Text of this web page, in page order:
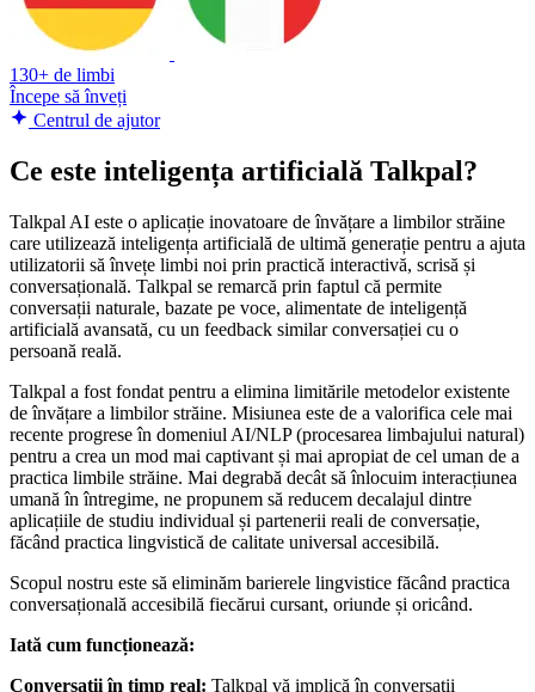
130+ de limbi
Începe să înveți
Centrul de ajutor
Ce este inteligența artificială Talkpal?
Talkpal AI este o aplicație inovatoare de învățare a limbilor străine
care utilizează inteligența artificială de ultimă generație pentru a ajuta
utilizatorii să învețe limbi noi prin practică interactivă, scrisă și
conversațională. Talkpal se remarcă prin faptul că permite
conversații naturale, bazate pe voce, alimentate de inteligență
artificială avansată, cu un feedback similar conversației cu o
persoană reală.
Talkpal a fost fondat pentru a elimina limitările metodelor existente
de învățare a limbilor străine. Misiunea este de a valorifica cele mai
recente progrese în domeniul AI/NLP (procesarea limbajului natural)
pentru a crea un mod mai captivant și mai apropiat de cel uman de a
practica limbile străine. Mai degrabă decât să înlocuim interacțiunea
umană în întregime, ne propunem să reducem decalajul dintre
aplicațiile de studiu individual și partenerii reali de conversație,
făcând practica lingvistică de calitate universal accesibilă.
Scopul nostru este să eliminăm barierele lingvistice făcând practica
conversațională accesibilă fiecărui cursant, oriunde și oricând.
Iată cum funcționează:
Conversații în timp real: Talkpal vă implică în conversații